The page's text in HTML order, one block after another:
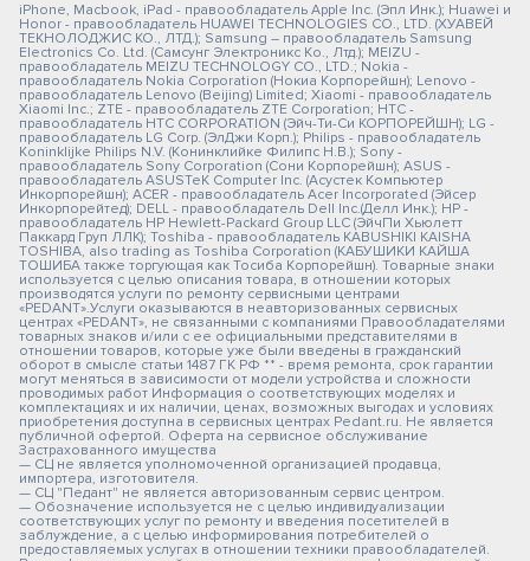
iPhone, Macbook, iPad - правообладатель Apple Inc. (Эпл Инк.); Huawei и
Honor - правообладатель HUAWEI TECHNOLOGIES CO., LTD. (ХУАВЕЙ
ТЕКНОЛОДЖИС КО., ЛТД.); Samsung – правообладатель Samsung
Electronics Co. Ltd. (Самсунг Электроникс Ко., Лтд.); MEIZU -
правообладатель MEIZU TECHNOLOGY CO., LTD.; Nokia -
правообладатель Nokia Corporation (Нокиа Корпорейшн); Lenovo -
правообладатель Lenovo (Beijing) Limited; Xiaomi - правообладатель
Xiaomi Inc.; ZTE - правообладатель ZTE Corporation; HTC -
правообладатель HTC CORPORATION (Эйч-Ти-Си КОРПОРЕЙШН); LG -
правообладатель LG Corp. (ЭлДжи Корп.); Philips - правообладатель
Koninklijke Philips N.V. (Конинклийке Филипс Н.В.); Sony -
правообладатель Sony Corporation (Сони Корпорейшн); ASUS -
правообладатель ASUSTeK Computer Inc. (Асустек Компьютер
Инкорпорейшн); ACER - правообладатель Acer Incorporated (Эйсер
Инкорпорейтед); DELL - правообладатель Dell Inc.(Делл Инк.); HP -
правообладатель HP Hewlett-Packard Group LLC (ЭйчПи Хьюлетт
Паккард Груп ЛЛК); Toshiba - правообладатель KABUSHIKI KAISHA
TOSHIBA, also trading as Toshiba Corporation (КАБУШИКИ КАЙША
ТОШИБА также торгующая как Тосиба Корпорейшн). Товарные знаки
используется с целью описания товара, в отношении которых
производятся услуги по ремонту сервисными центрами
«PEDANT».Услуги оказываются в неавторизованных сервисных
центрах «PEDANT», не связанными с компаниями Правообладателями
товарных знаков и/или с ее официальными представителями в
отношении товаров, которые уже были введены в гражданский
оборот в смысле статьи 1487 ГК РФ ** - время ремонта, срок гарантии
могут меняться в зависимости от модели устройства и сложности
проводимых работ Информация о соответствующих моделях и
комплектациях и их наличии, ценах, возможных выгодах и условиях
приобретения доступна в сервисных центрах Pedant.ru. Не является
публичной офертой. Оферта на сервисное обслуживание
Застрахованного имущества
— СЦ не является уполномоченной организацией продавца,
импортера, изготовителя.
— СЦ "Педант" не является авторизованным сервис центром.
— Обозначение используется не с целью индивидуализации
соответствующих услуг по ремонту и введения посетителей в
заблуждение, а с целью информирования потребителей о
предоставляемых услугах в отношении техники правообладателей.